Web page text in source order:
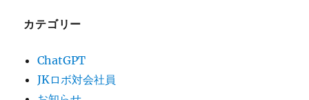
カテゴリー
ChatGPT
JKロボ対会社員